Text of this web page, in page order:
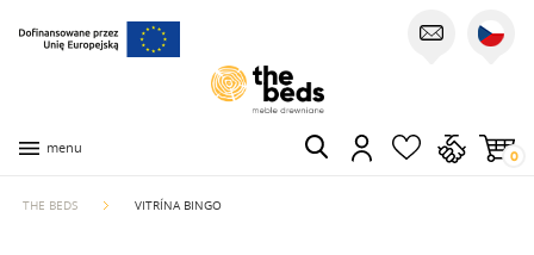
menu 0
THE BEDS VITRÍNA BINGO